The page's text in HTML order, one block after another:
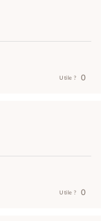
Utile ? 0
Utile ? 0